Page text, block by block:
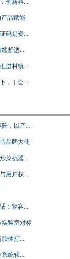
创新科...
产品赋能
码是资...
续舒适...
进村镇...
，丁会...
，以产...
品牌大使
菜机器...
用户权...
：轻客...
实验室对标
胎体打...
系统软...